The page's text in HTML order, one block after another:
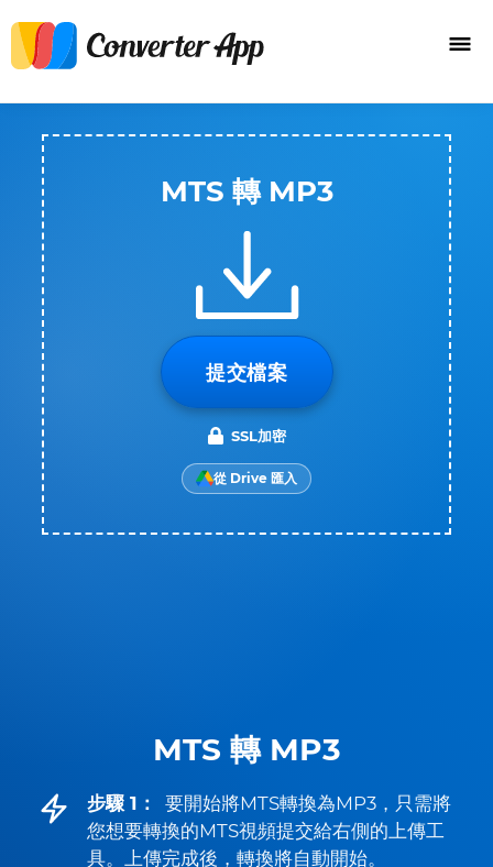
MTS 轉 MP3
步驟 1：
要開始將MTS轉換為MP3，只需將
您想要轉換的MTS視頻提交給右側的上傳工
具。上傳完成後，轉換將自動開始。
MTS 轉 MP3
提交檔案
SSL加密
從 Drive 匯入